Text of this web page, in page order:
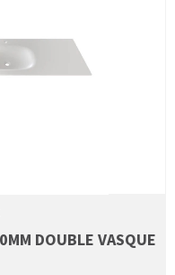
DOUBLE VASQUE